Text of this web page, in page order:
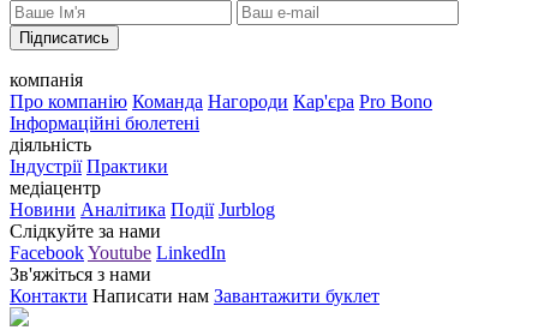
Підписатись
компанія
Про компанію Команда Нагороди Кар'єра Pro Bono
Інформаційні бюлетені
діяльність
Індустрії Практики
медіацентр
Новини Аналітика Події Jurblog
Слідкуйте за нами
FacebookYoutube LinkedIn
Зв'яжіться з нами
Контакти Написати нам Завантажити буклет